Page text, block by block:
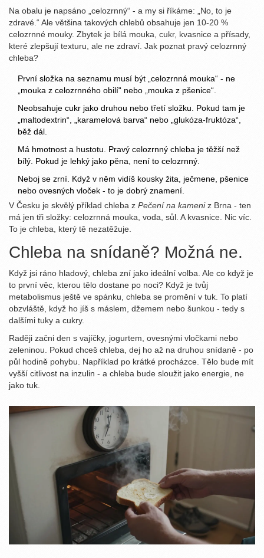
Na obalu je napsáno „celozrnný“ - a my si říkáme: „No, to je
zdravé.“ Ale většina takových chlebů obsahuje jen 10-20 %
celozrnné mouky. Zbytek je bílá mouka, cukr, kvasnice a přísady,
které zlepšují texturu, ale ne zdraví. Jak poznat pravý celozrnný
chleba?
První složka na seznamu musí být „celozrnná mouka“ - ne
„mouka z celozrnného obilí“ nebo „mouka z pšenice“.
Neobsahuje cukr jako druhou nebo třetí složku. Pokud tam je
„maltodextrin“, „karamelová barva“ nebo „glukóza-fruktóza“,
běž dál.
Má hmotnost a hustotu. Pravý celozrnný chleba je těžší než
bílý. Pokud je lehký jako pěna, není to celozrnný.
Neboj se zrní. Když v něm vidíš kousky žita, ječmene, pšenice
nebo ovesných vloček - to je dobrý znamení.
V Česku je skvělý příklad chleba z Pečení na kameniz Brna - ten
má jen tři složky: celozrnná mouka, voda, sůl. A kvasnice. Nic víc.
To je chleba, který tě nezatěžuje.
Chleba na snídaně? Možná ne.
Když jsi ráno hladový, chleba zní jako ideální volba. Ale co když je
to první věc, kterou tělo dostane po noci? Když je tvůj
metabolismus ještě ve spánku, chleba se promění v tuk. To platí
obzvláště, když ho jíš s máslem, džemem nebo šunkou - tedy s
dalšími tuky a cukry.
Raději začni den s vajíčky, jogurtem, ovesnými vločkami nebo
zeleninou. Pokud chceš chleba, dej ho až na druhou snídaně - po
půl hodině pohybu. Například po krátké procházce. Tělo bude mít
vyšší citlivost na inzulin - a chleba bude sloužit jako energie, ne
jako tuk.